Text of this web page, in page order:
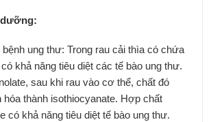
bệnh ung thư: Trong rau cải thìa có chứa
khả năng tiêu diệt các tế bào ung thư.
sau khi rau vào cơ thể, chất đó
thành isothiocyanate. Hợp chất
có khả năng tiêu diệt tế bào ung thư.